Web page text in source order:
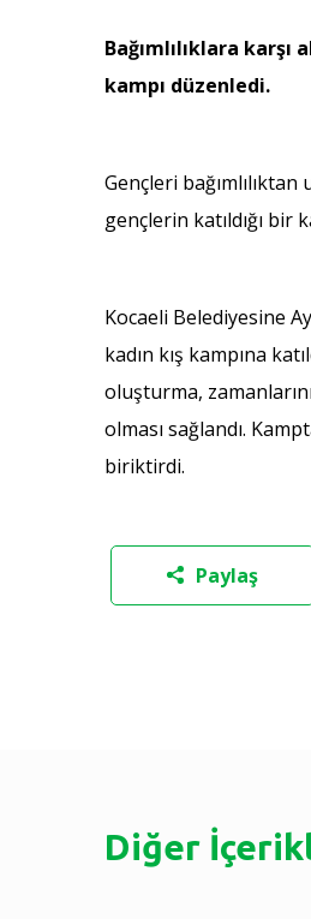
Bağımlılıklara
kampı düzenledi.
Gençleri
gençlerin katıldığı bir
Kocaeli Belediyesine
kadın kış kampına
oluşturma,
olması sağlandı.
biriktirdi.
Paylaş
Diğer